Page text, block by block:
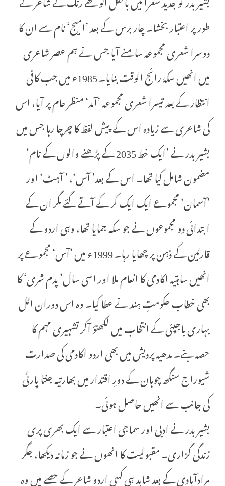
طور پر اعتبار بخشا۔ چار برس کے بعد ’امیج‘ نام سے ان کا
دوسرا شعری مجموعہ سامنے آیا جس نے ہم عصر شاعری
میں انھیں سکۂ رائج الوقت بنایا۔ 1985ء میں جب کافی
انتظار کے بعد تیسرا شعری مجموعہ ’آمد‘ منظر عام پر آیا، اس
کی شاعری سے زیادہ اس کے پیش لفظ کا چرچا رہا جس میں
بشیر بدر نے ’ایک خط 2035 کے پڑھنے والوں کے نام‘
مضمون شامل کیا تھا۔ اس کے بعد’ آس‘، ’ آہٹ‘ اور
’آسمان‘ مجموعے ایک ایک کر کے آتے گئے مگر ان کے
ابتدائی دو مجموعوں نے جو سکہ جمایا تھا، وہی اردو کے
قارئین کے ذہن پر چھایا رہا۔ 1999ء میں ’آس‘ مجموعے پر
انھیں ساہتیہ اکادمی کا انعام ملا اور اسی سال’ پدم شری‘ کا
بھی خطاب حکومتِ ہند نے عطا کیا۔ وہ اس دوران اٹل
بہاری باجپئی کے انتخاب میں لکھنؤ آکر تشہیری مہم کا
حصہ بنے۔ مدھیہ پردیش میں بھی اردو اکادمی کی صدارت
شیوراج سنگھ چوہان کے دورِ اقتدار میں بھارتیہ جنتا پارٹی
کی جانب سے انھیں حاصل ہوئی۔
بشیر بدر نے ادبی اور سماجی اعتبار سے ایک بھری پری
زندگی گزاری۔ مقبولیت کا انھوں نے جو زمانہ دیکھا، جگر
مرادآبادی کے بعد شاید ہی کسی اردو شاعر کے حصے میں وہ